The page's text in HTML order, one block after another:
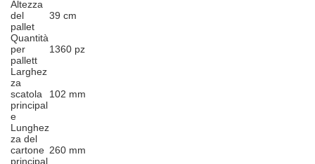
Altezza
del
pallet
39 cm
Quantità
per
pallett
1360 pz
Larghez
za
scatola
principal
e
102 mm
Lunghez
za del
cartone
principal
260 mm